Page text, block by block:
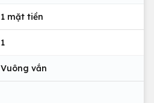
1 mặt tiền
1
Vuông vắn